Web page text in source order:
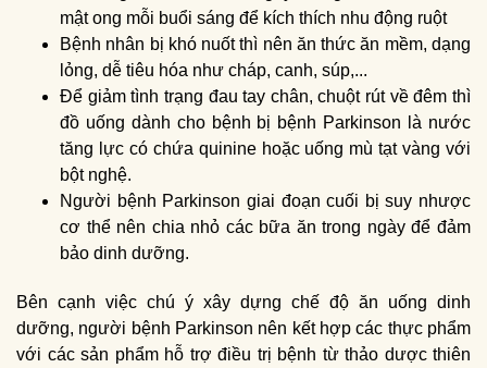
mật ong mỗi buổi sáng để kích thích nhu động ruột
Bệnh nhân bị khó nuốt thì nên ăn thức ăn mềm, dạng
lỏng, dễ tiêu hóa như cháp, canh, súp,...
Để giảm tình trạng đau tay chân, chuột rút về đêm thì
đồ uống dành cho bệnh bị bệnh Parkinson là nước
tăng lực có chứa quinine hoặc uống mù tạt vàng với
bột nghệ.
Người bệnh Parkinson giai đoạn cuối bị suy nhược
cơ thể nên chia nhỏ các bữa ăn trong ngày để đảm
bảo dinh dưỡng.
Bên cạnh việc chú ý xây dựng chế độ ăn uống dinh
dưỡng, người bệnh Parkinson nên kết hợp các thực phẩm
với các sản phẩm hỗ trợ điều trị bệnh từ thảo dược thiên